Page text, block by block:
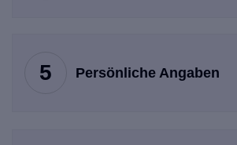
5 Persönliche Angaben